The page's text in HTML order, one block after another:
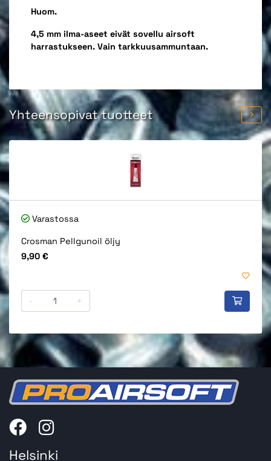
Huom.
4,5 mm ilma-aseet eivät sovellu airsoft
harrastukseen. Vain tarkkuusammuntaan.
Yhteensopivat tuotteet
Varastossa
Crosman Pellgunoil öljy
Hinta
9,90 €
- +
Helsinki